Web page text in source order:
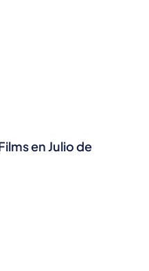
en Julio de